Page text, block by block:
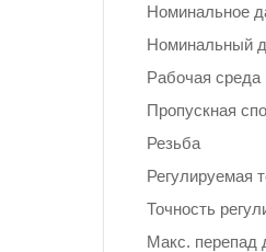
Номинальное
Номинальный
Рабочая среда
Пропускная
Резьба
Регулируемая
Точность
Макс. перепад